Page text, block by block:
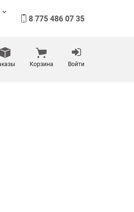
8 775 486 07 35
Корзина Войти